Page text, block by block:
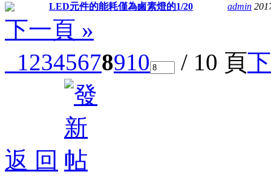
LED元件的能耗僅為鹵素燈的1/20
admin
下一頁 »
12345678910 / 10 頁
返 回